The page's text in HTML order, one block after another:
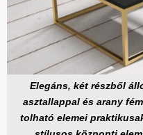
Elegáns, két részből
asztallappal és arany
tolható elemei